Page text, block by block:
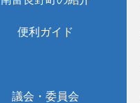
便利ガイド
議会・委員会